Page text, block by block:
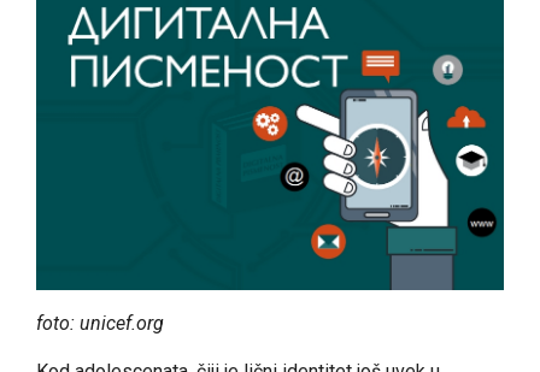
foto: unicef.org